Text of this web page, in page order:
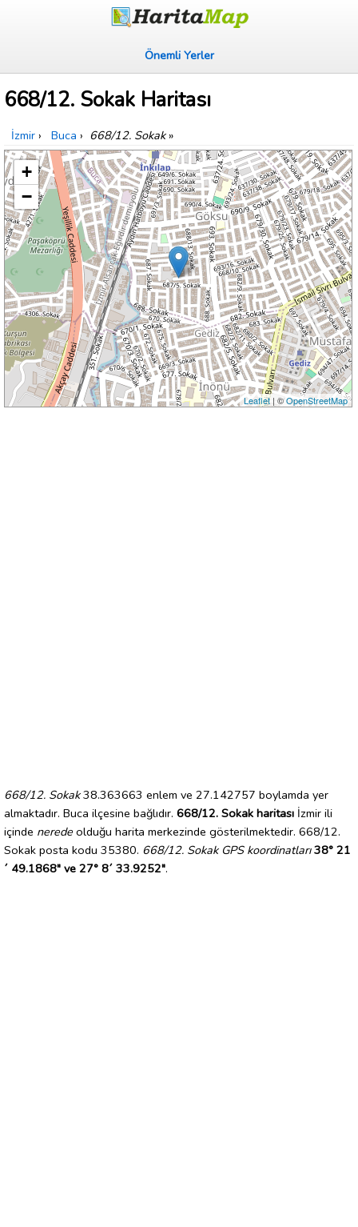
Önemli Yerler
668/12. Sokak Haritası
İzmir › Buca › 668/12. Sokak»
+
−
Leaflet| ©OpenStreetMap
668/12. Sokak38.363663 enlem ve 27.142757 boylamda yer
almaktadır. Buca ilçesine bağlıdır. 668/12. Sokak haritası İzmir ili
içinde nerede olduğu harita merkezinde gösterilmektedir. 668/12.
Sokak posta kodu 35380. 668/12. Sokak GPS koordinatları 38° 21
´ 49.1868" ve 27° 8´ 33.9252".